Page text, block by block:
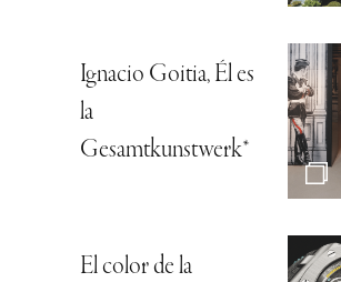
Ignacio Goitia, Él es
la
Gesamtkunstwerk*
El color de la